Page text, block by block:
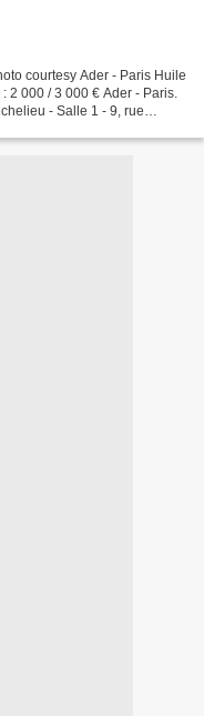
courtesy Ader - Paris Huile
2 000 / 3 000 € Ader - Paris.
- Salle 1 - 9, rue